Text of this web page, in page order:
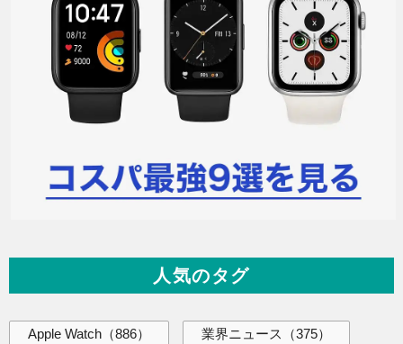
人気のタグ
Apple Watch （886） 業界ニュース （375）